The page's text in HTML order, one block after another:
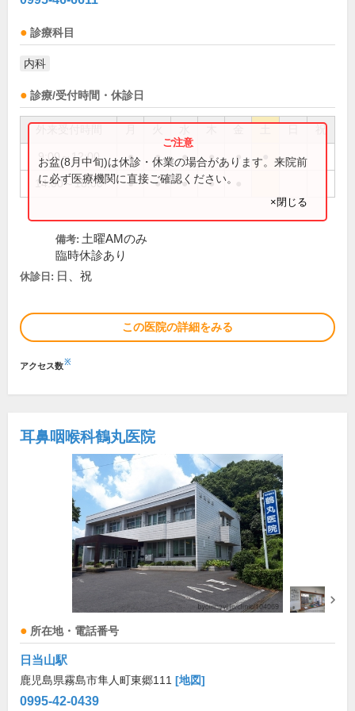
診療科目
内科
診療/受付時間・休診日
祝
9:00～12:00 ● ● ● ● ●
14:00～18:00 ● ● ● ●
お盆(8月中旬)は休診・休業の場合があります。来院前
に必ず医療機関に直接ご確認ください。
×閉じる
備考: 土曜AMのみ
臨時休診あり
休診日: 日、祝
この医院の詳細をみる
アクセス数※
耳鼻咽喉科鶴丸医院
所在地・電話番号
日当山駅
鹿児島県霧島市隼人町東郷111 [地図]
0995-42-0439